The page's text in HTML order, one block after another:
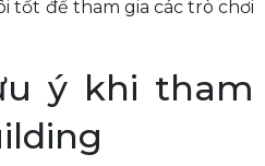
tốt để tham gia các trò chơi
ý khi tham